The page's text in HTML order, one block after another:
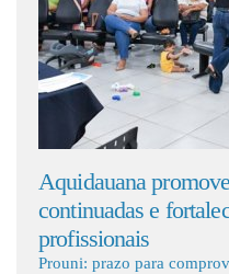
Fale Conosco
ciclo de
fortalece qualificação
Prouni: prazo para